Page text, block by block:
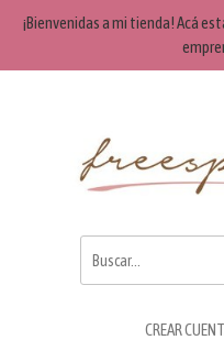
¡Bienvenidas a mi tienda! Acá
CREAR